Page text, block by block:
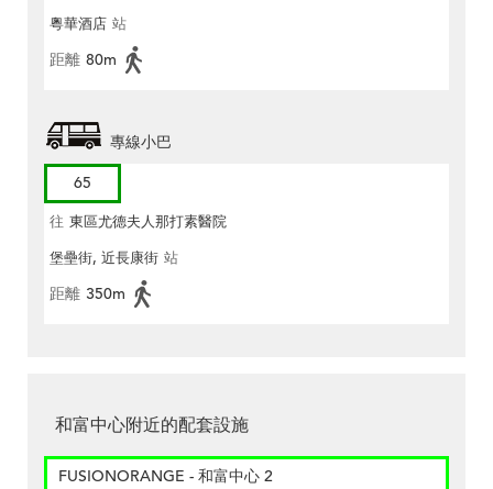
粵華酒店 站
距離 80m
專線小巴
65
往 東區尤德夫人那打素醫院
堡壘街, 近長康街 站
距離 350m
和富中心附近的配套設施
FUSIONORANGE - 和富中心 2